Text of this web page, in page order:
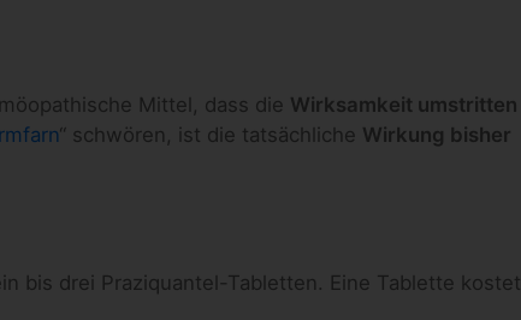
Mittel, dass die Wirksamkeit umstritten
“ schwören, ist die tatsächliche Wirkung bisher
bis drei Praziquantel-Tabletten. Eine Tablette kostet